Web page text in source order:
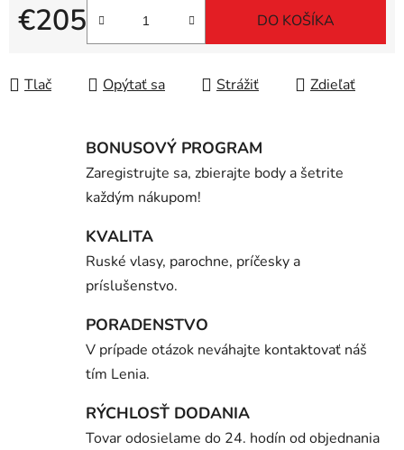
€205
Jednotková cena:
DO KOŠÍKA
Tlač Opýtať sa Strážiť Zdieľať
BONUSOVÝ PROGRAM
Zaregistrujte sa, zbierajte body a šetrite
každým nákupom!
KVALITA
Ruské vlasy, parochne, príčesky a
príslušenstvo.
PORADENSTVO
V prípade otázok neváhajte kontaktovať náš
tím Lenia.
RÝCHLOSŤ DODANIA
Tovar odosielame do 24. hodín od objednania